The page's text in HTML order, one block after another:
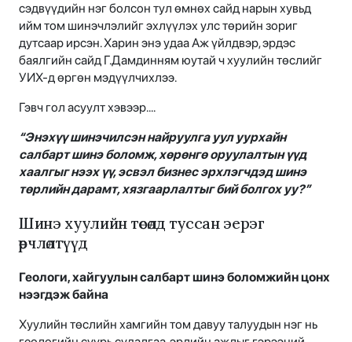
сэдвүүдийн нэг болсон тул өмнөх сайд нарын хувьд
ийм том шинэчлэлийг эхлүүлэх улс төрийн зориг
дутсаар ирсэн. Харин энэ удаа Аж үйлдвэр, эрдэс
баялгийн сайд Г.Дамдинням юутай ч хуулийн төслийг
УИХ-д өргөн мэдүүлчихлээ.
Гэвч гол асуулт хэвээр....
“Энэхүү шинэчилсэн найруулга уул уурхайн
салбарт шинэ боломж, хөрөнгө оруулалтын үүд
хаалгыг нээх үү, эсвэл бизнес эрхлэгчдэд шинэ
төрлийн дарамт, хязгаарлалтыг бий болгох уу?”
Шинэ хуулийн төсөлд туссан эерэг
өөрчлөлтүүд
Геологи, хайгуулын салбарт шинэ боломжийн цонх
нээгдэж байна
Хуулийн төслийн хамгийн том давуу талуудын нэг нь